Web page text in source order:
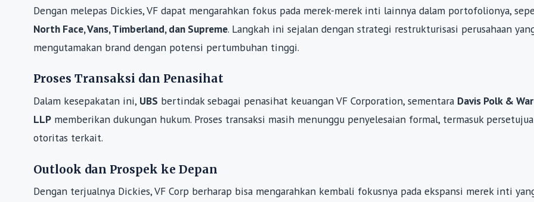
Dengan melepas Dickies, VF dapat mengarahkan fokus pada merek-merek inti lainnya dalam portofolionya,
North Face, Vans, Timberland, dan Supreme. Langkah ini sejalan dengan strategi restrukturisasi perusahaan
mengutamakan brand dengan potensi pertumbuhan tinggi.
Proses Transaksi dan Penasihat
Dalam kesepakatan ini, UBS bertindak sebagai penasihat keuangan VF Corporation, sementara Davis Polk &
LLP memberikan dukungan hukum. Proses transaksi masih menunggu penyelesaian formal, termasuk
otoritas terkait.
Outlook dan Prospek ke Depan
Dengan terjualnya Dickies, VF Corp berharap bisa mengarahkan kembali fokusnya pada ekspansi merek inti